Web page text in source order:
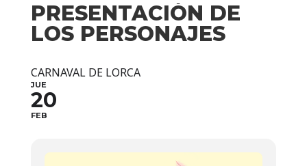
PRESENTACIÓN DE
LOS PERSONAJES
CARNAVAL DE LORCA
JUE
20
FEB